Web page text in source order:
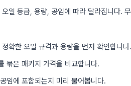
일 등급, 용량, 공임에 따라 달라집니다.
확한 오일 규격과 용량을 먼저 확인합니다.
묶은 패키지 가격을 비교합니다.
임에 포함되는지 미리 물어봅니다.